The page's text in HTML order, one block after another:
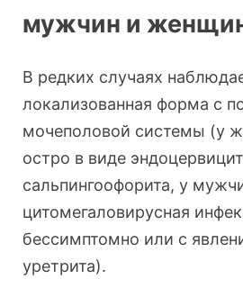
мужчин и
В редких случаях
локализованная форма с
мочеполовой системы (у
остро в виде
сальпингоофорита, у
цитомегаловирусная
бессимптомно или с
уретрита).